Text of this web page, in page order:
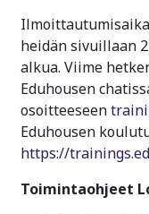
heidän sivuillaan
alkua. Viime
Eduhousen
osoitteeseen
Eduhousen
https://
Toimintaohjeet